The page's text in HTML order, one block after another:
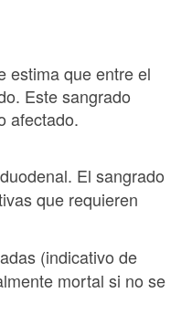
estima que entre el
Este sangrado
afectado.
El sangrado
que requieren
(indicativo de
mortal si no se